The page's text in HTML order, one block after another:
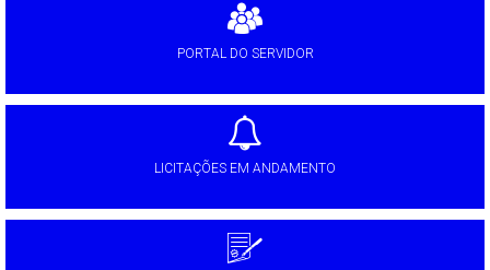
PORTAL DO SERVIDOR
LICITAÇÕES EM ANDAMENTO